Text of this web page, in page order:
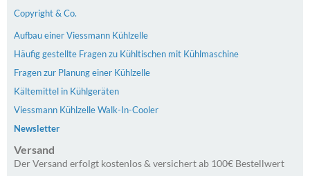
Copyright & Co.
Aufbau einer Viessmann Kühlzelle
Häufig gestellte Fragen zu Kühltischen mit Kühlmaschine
Fragen zur Planung einer Kühlzelle
Kältemittel in Kühlgeräten
Viessmann Kühlzelle Walk-In-Cooler
Newsletter
Versand
Der Versand erfolgt kostenlos & versichert ab 100€ Bestellwert